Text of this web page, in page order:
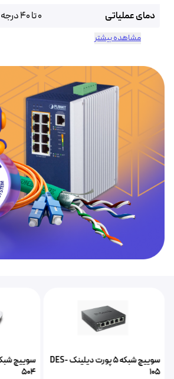
دمای عملیاتی
۰ تا ۴۰ درجه سانتیگراد
مشاهده بیشتر
سوییچ شبکه ۵ پورت دیلینک DES-
105
504